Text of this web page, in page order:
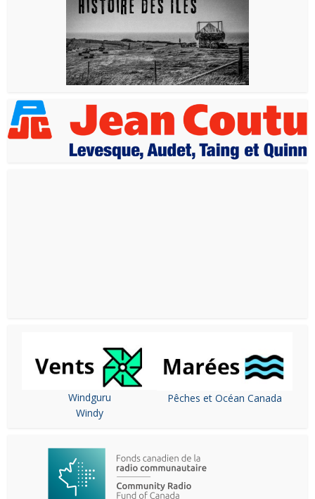
Windguru
Windy
Pêches et Océan Canada